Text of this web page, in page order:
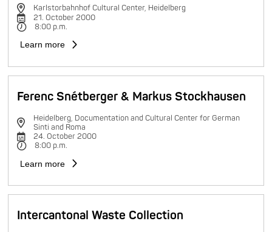
Karlstorbahnhof Cultural Center, Heidelberg
21. October 2000
8:00 p.m.
Learn more
Ferenc Snétberger & Markus Stockhausen
Heidelberg, Documentation and Cultural Center for German
Sinti and Roma
24. October 2000
8:00 p.m.
Learn more
Intercantonal Waste Collection